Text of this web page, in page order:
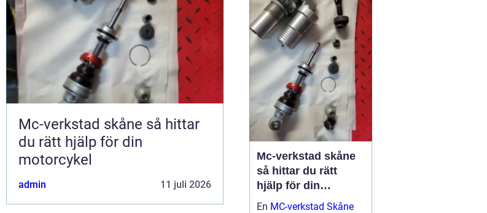
Mc-verkstad skåne så hittar
du rätt hjälp för din
motorcykel
admin 11 juli 2026
av Jämtland och södra
Lappland spelar
bärgningsfirmorna en
avgörande roll för att ...
Mc-verkstad skåne
så hittar du rätt
hjälp för din
motorcykel
En MC-verkstad Skåne